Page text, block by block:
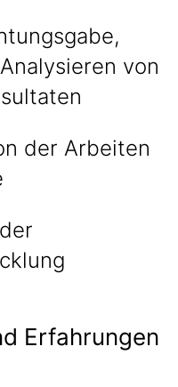
von
der Arbeiten
Erfahrungen